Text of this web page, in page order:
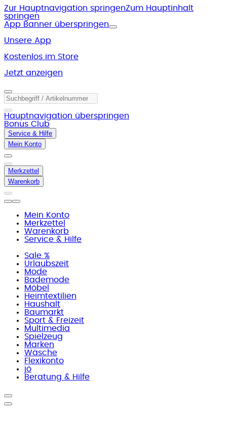
Zur Hauptnavigation springenZum Hauptinhalt
springen
App Banner überspringen
Unsere App
Kostenlos im Store
Jetzt anzeigen
Hauptnavigation überspringen
Bonus Club
Service & Hilfe
Mein Konto
Merkzettel
Warenkorb
Mein Konto
Merkzettel
Warenkorb
Service & Hilfe
Sale %
Urlaubszeit
Mode
Bademode
Möbel
Heimtextilien
Haushalt
Baumarkt
Sport & Freizeit
Multimedia
Spielzeug
Marken
Wäsche
Flexikonto
jö
Beratung & Hilfe